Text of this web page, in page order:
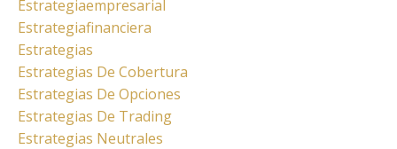
Estrategiaempresarial
Estrategiafinanciera
Estrategias
Estrategias De Cobertura
Estrategias De Opciones
Estrategias De Trading
Estrategias Neutrales